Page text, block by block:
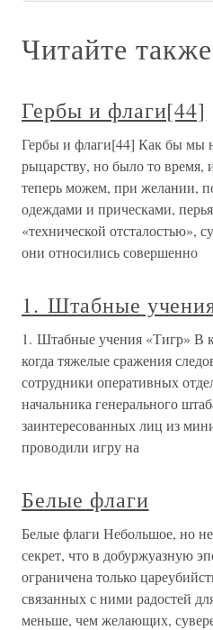
Читайте также
Гербы и флаги[44]
Гербы и флаги[44] Как бы мы
рыцарству, но было то
теперь можем, при желании,
одеждами и прическами,
«технической отсталостью»,
они относились совершенно
1. Штабные
1. Штабные учения «Тигр» В
когда тяжелые сражения
сотрудники оперативных
начальника генерального
заинтересованных лиц из
проводили игру на
Белые флаги
Белые флаги Небольшое, но
секрет, что в добуржуазную
ограничена только
связанных с ними радостей
меньше, чем желающих,